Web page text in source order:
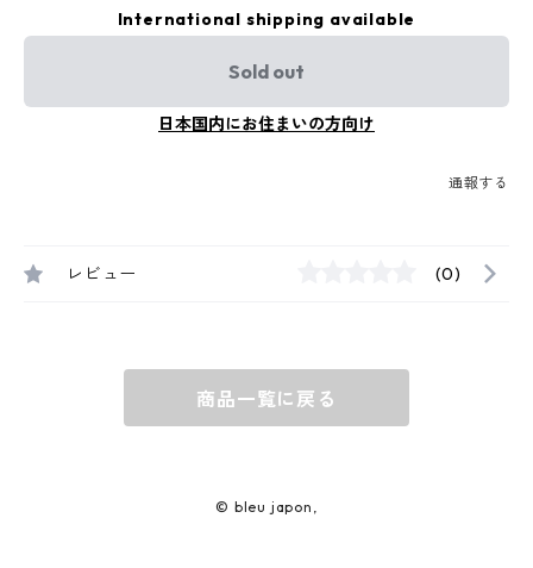
International shipping available
Sold out
日本国内にお住まいの方向け
通報する
レビュー (0)
商品一覧に戻る
© bleu japon,